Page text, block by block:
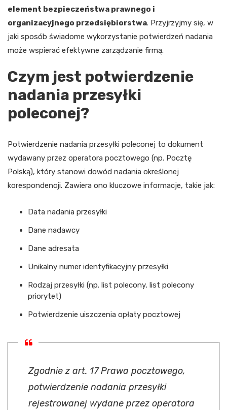
element bezpieczeństwa prawnego i
organizacyjnego przedsiębiorstwa. Przyjrzyjmy się, w
jaki sposób świadome wykorzystanie potwierdzeń nadania
może wspierać efektywne zarządzanie firmą.
Czym jest potwierdzenie
nadania przesyłki
poleconej?
Potwierdzenie nadania przesyłki poleconej to dokument
wydawany przez operatora pocztowego (np. Pocztę
Polską), który stanowi dowód nadania określonej
korespondencji. Zawiera ono kluczowe informacje, takie jak:
Data nadania przesyłki
Dane nadawcy
Dane adresata
Unikalny numer identyfikacyjny przesyłki
Rodzaj przesyłki (np. list polecony, list polecony
priorytet)
Potwierdzenie uiszczenia opłaty pocztowej
Zgodnie z art. 17 Prawa pocztowego,
potwierdzenie nadania przesyłki
rejestrowanej wydane przez operatora